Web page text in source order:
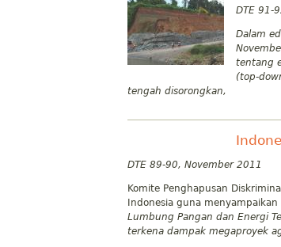
DTE 91-
Dalam
tentang
(top-
tengah disorongkan,
DTE 89-90, November 2011
Komite Penghapusan
Indonesia guna
Lumbung Pangan dan Energi
terkena dampak megaproyek